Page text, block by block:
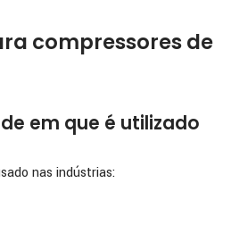
compressores de
em que é utilizado
nas indústrias: